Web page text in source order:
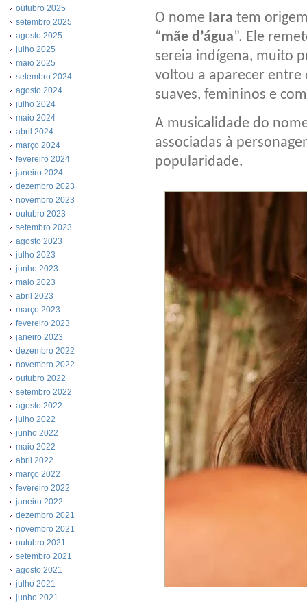
outubro 2025
setembro 2025
agosto 2025
julho 2025
maio 2025
setembro 2024
agosto 2024
julho 2024
maio 2024
abril 2024
março 2024
fevereiro 2024
janeiro 2024
dezembro 2023
novembro 2023
outubro 2023
setembro 2023
agosto 2023
julho 2023
junho 2023
maio 2023
abril 2023
março 2023
fevereiro 2023
janeiro 2023
dezembro 2022
novembro 2022
outubro 2022
setembro 2022
agosto 2022
julho 2022
junho 2022
maio 2022
abril 2022
março 2022
fevereiro 2022
janeiro 2022
dezembro 2021
novembro 2021
outubro 2021
setembro 2021
agosto 2021
julho 2021
junho 2021
O nome Iara tem
“mãe d’água”. Ele
sereia indígena, muito
voltou a aparecer entre
suaves, femininos e
A musicalidade do
associadas à
popularidade.